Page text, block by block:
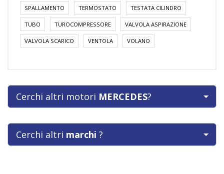
SPALLAMENTO TERMOSTATO TESTATA CILINDRO
TUBO TUROCOMPRESSORE VALVOLA ASPIRAZIONE
VALVOLA SCARICO VENTOLA VOLANO
Cerchi altri motori MERCEDES?
Cerchi altri marchi ?